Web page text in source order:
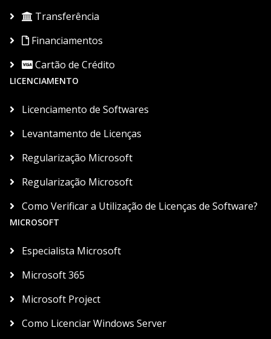
Transferência
Financiamentos
Cartão de Crédito
LICENCIAMENTO
Licenciamento de Softwares
Levantamento de Licenças
Regularização Microsoft
Regularização Microsoft
Como Verificar a Utilização de Licenças de Software?
MICROSOFT
Especialista Microsoft
Microsoft 365
Microsoft Project
Como Licenciar Windows Server